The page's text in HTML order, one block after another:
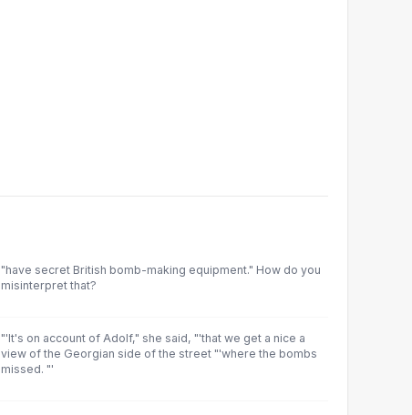
"have secret British bomb-making equipment." How do you
misinterpret that?
"'It's on account of Adolf," she said, "'that we get a nice a
view of the Georgian side of the street "'where the bombs
missed. "'